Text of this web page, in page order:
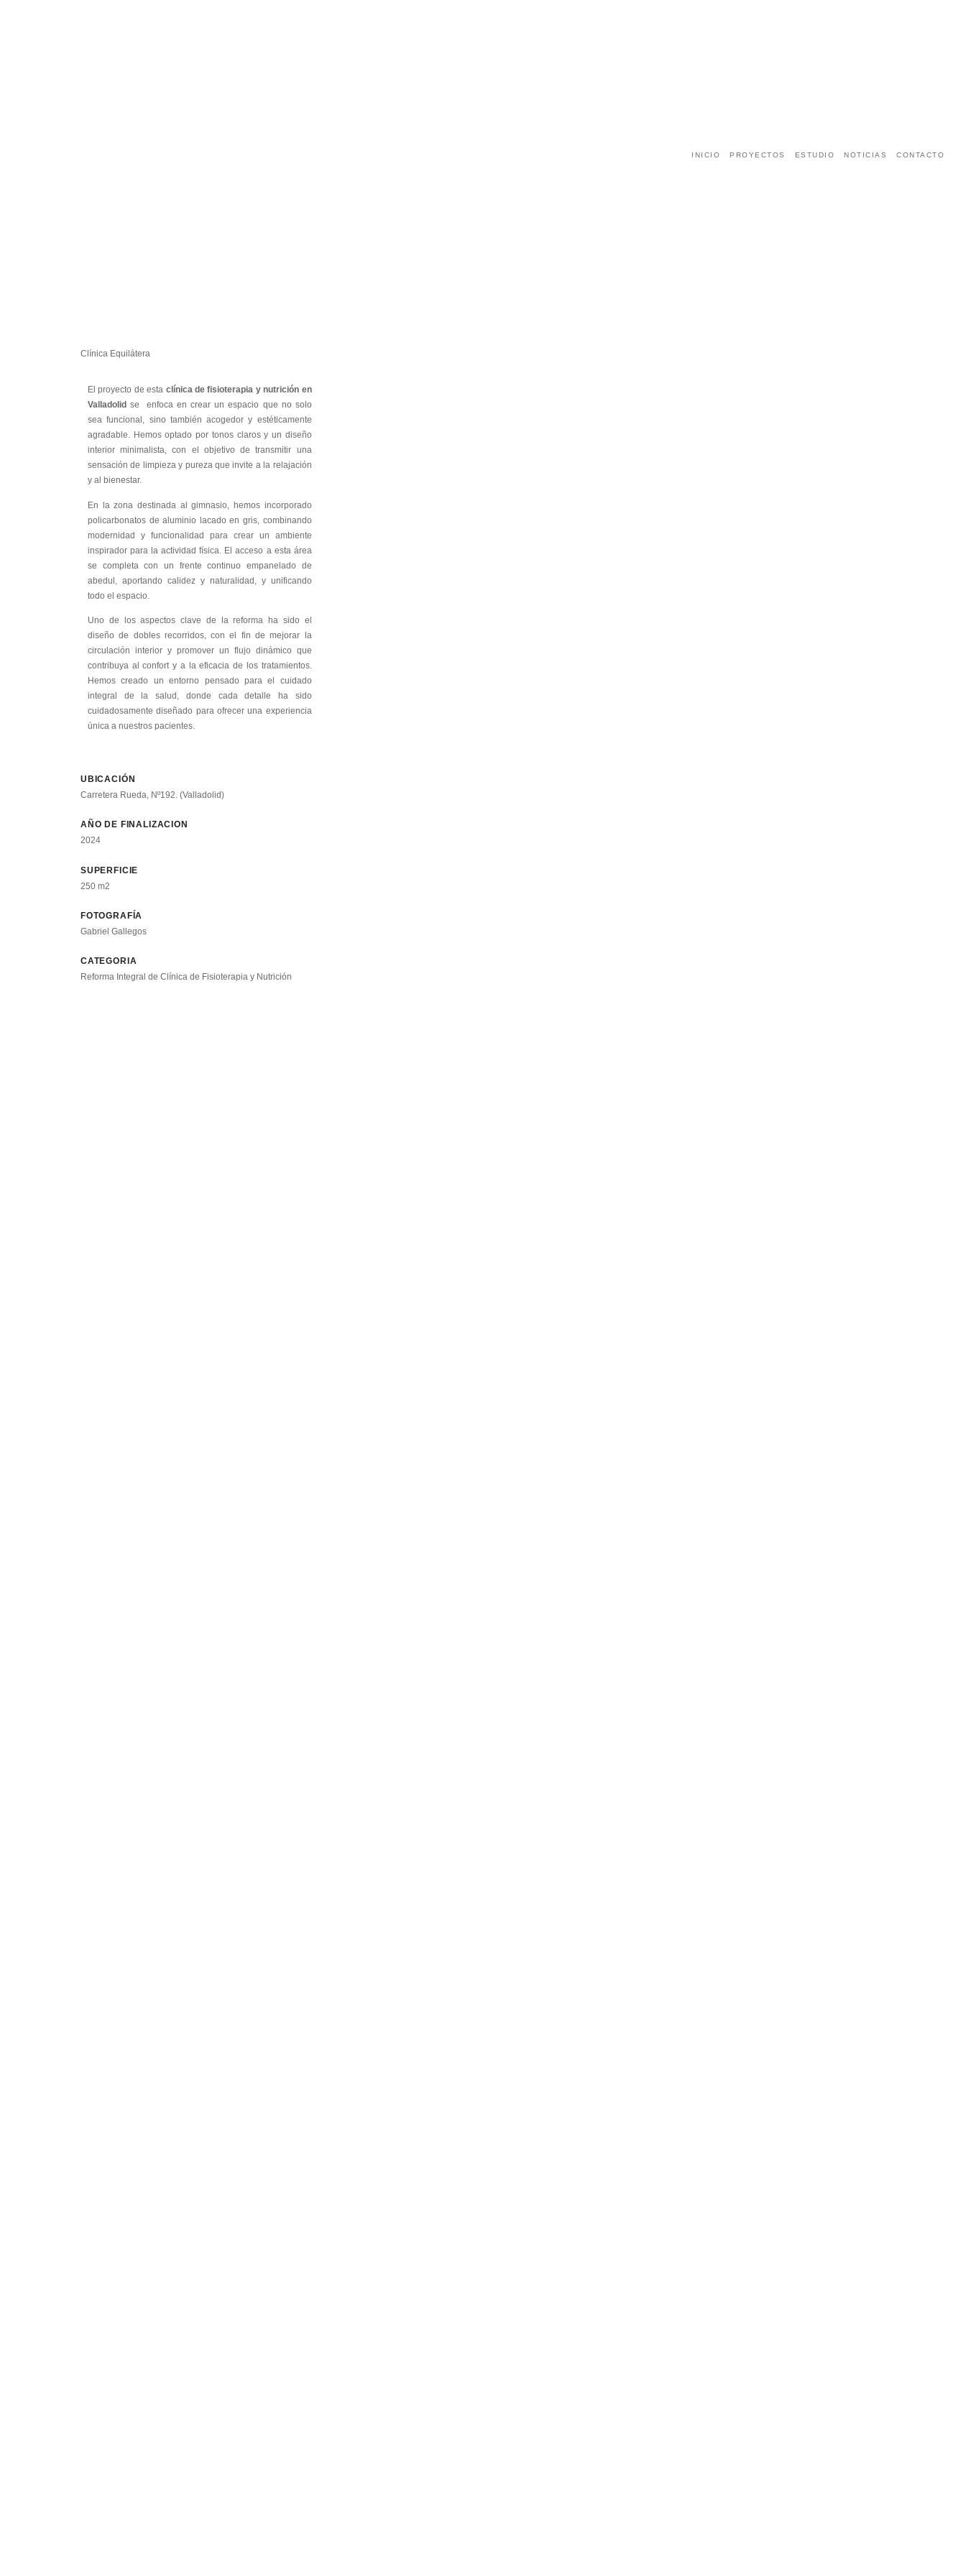
INICIO PROYECTOS ESTUDIO NOTICIAS CONTACTO
Clínica Equilátera
El proyecto de esta clínica de fisioterapia y nutrición en
Valladolid se enfoca en crear un espacio que no solo
sea funcional, sino también acogedor y estéticamente
agradable. Hemos optado por tonos claros y un diseño
interior minimalista, con el objetivo de transmitir una
sensación de limpieza y pureza que invite a la relajación
y al bienestar.
En la zona destinada al gimnasio, hemos incorporado
policarbonatos de aluminio lacado en gris, combinando
modernidad y funcionalidad para crear un ambiente
inspirador para la actividad física. El acceso a esta área
se completa con un frente continuo empanelado de
abedul, aportando calidez y naturalidad, y unificando
todo el espacio.
Uno de los aspectos clave de la reforma ha sido el
diseño de dobles recorridos, con el fin de mejorar la
circulación interior y promover un flujo dinámico que
contribuya al confort y a la eficacia de los tratamientos.
Hemos creado un entorno pensado para el cuidado
integral de la salud, donde cada detalle ha sido
cuidadosamente diseñado para ofrecer una experiencia
única a nuestros pacientes.
UBICACIÓN
Carretera Rueda, Nº192. (Valladolid)
AÑO DE FINALIZACION
2024
SUPERFICIE
250 m2
FOTOGRAFÍA
Gabriel Gallegos
CATEGORIA
Reforma Integral de Clínica de Fisioterapia y Nutrición